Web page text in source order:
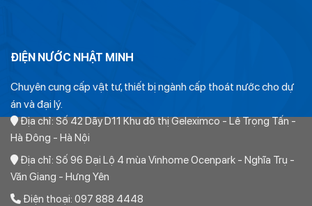
ĐIỆN NƯỚC NHẬT MINH
Chuyên cung cấp vật tư, thiết bị ngành cấp thoát nước cho dự
án và đại lý.
Địa chỉ: Số 42 Dãy D11 Khu đô thị Geleximco - Lê Trọng Tấn -
Hà Đông - Hà Nội
Địa chỉ: Số 96 Đại Lộ 4 mùa Vinhome Ocenpark - Nghĩa Trụ -
Văn Giang - Hưng Yên
Điện thoại: 097 888 4448